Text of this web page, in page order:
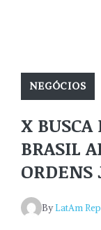
NEGÓCIOS
X BUSCA
BRASIL
ORDENS
ByLatAm